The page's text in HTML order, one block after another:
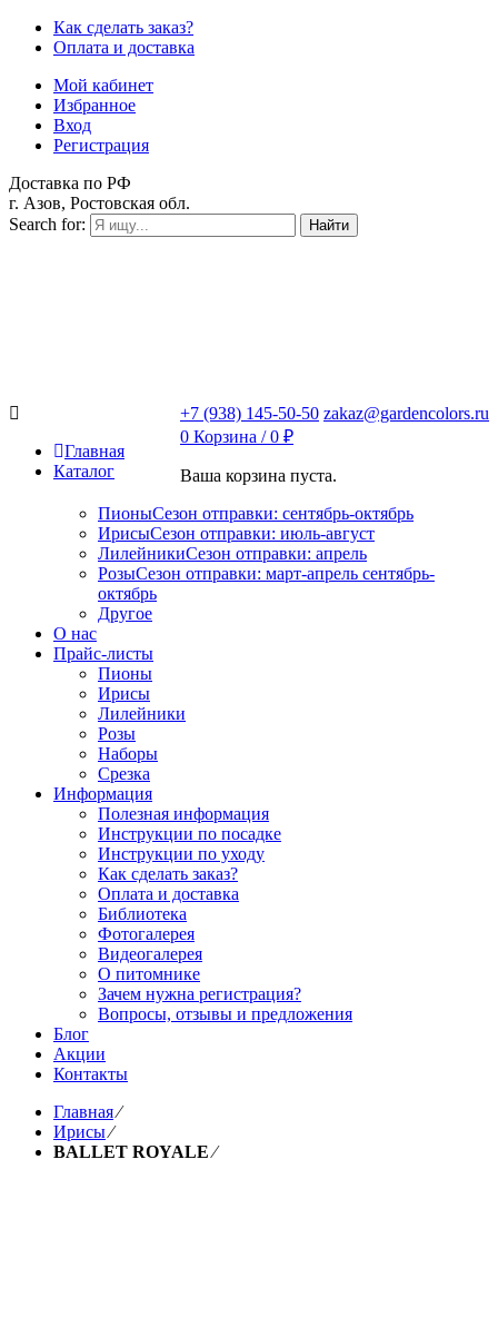
Как сделать заказ?
Оплата и доставка
Мой кабинет
Избранное
Вход
Регистрация
Доставка по РФ
г. Азов, Ростовская обл.
Search for:
Найти
+7 (938) 145-50-50 zakaz@gardencolors.ru
0 Корзина /0 ₽
Ваша корзина пуста.
Главная
Каталог
ПионыСезон отправки: сентябрь-октябрь
ИрисыСезон отправки: июль-август
ЛилейникиСезон отправки: апрель
РозыСезон отправки: март-апрель сентябрь-
октябрь
Другое
О нас
Прайс-листы
Пионы
Ирисы
Лилейники
Розы
Наборы
Срезка
Информация
Полезная информация
Инструкции по посадке
Инструкции по уходу
Как сделать заказ?
Оплата и доставка
Библиотека
Фотогалерея
Видеогалерея
О питомнике
Зачем нужна регистрация?
Вопросы, отзывы и предложения
Блог
Акции
Контакты
Главная⁄
Ирисы⁄
BALLET ROYALE⁄